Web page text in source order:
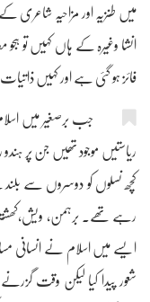
میں طنزیہ اور مزاحیہ شاعری
انشا وغیرہ کے ہاں کہیں تو
فائز ہو گئی ہے اور کہیں
جب برصغیر میں
ریاستیں موجود تھیں جن پر
کچھ نسلوں کو دوسروں سے بلند
رہے تھے۔ برہمن، ویش،کھشتری
ایسے میں اسلام نے انسانی
شعور پیدا کیا لیکن وقت